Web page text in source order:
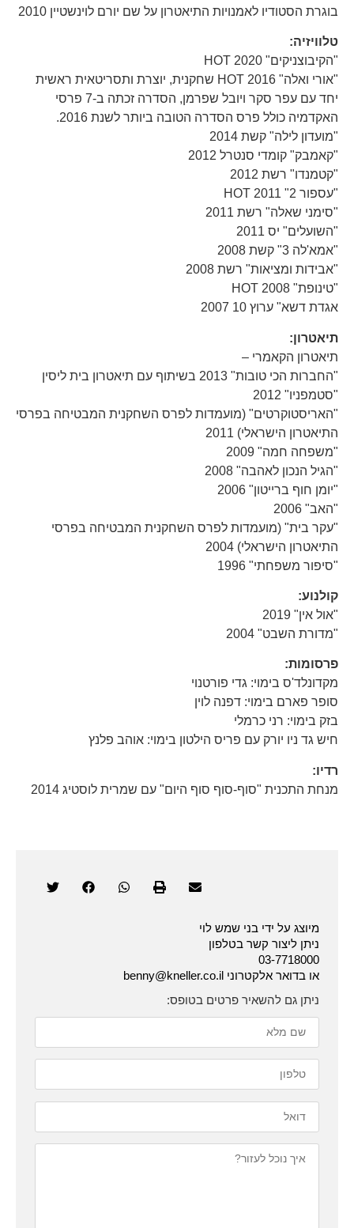
בוגרת הסטודיו לאמנויות התיאטרון על שם יורם לוינשטיין 2010
טלוויזיה:
"הקיבוצניקים" HOT 2020
"אורי ואלה" HOT 2016 שחקנית, יוצרת ותסריטאית ראשית
יחד עם עפר סקר ויובל שפרמן, הסדרה זכתה ב-7 פרסי
האקדמיה כולל פרס הסדרה הטובה ביותר לשנת 2016.
"מועדון לילה" קשת 2014
"קאמבק" קומדי סנטרל 2012
"קטמנדו" רשת 2012
"עספור 2" HOT 2011
"סימני שאלה" רשת 2011
"השועלים" יס 2011
"אמא'לה 3" קשת 2008
"אבידות ומציאות" רשת 2008
"טינופת" HOT 2008
אגדת דשא" ערוץ 10 2007
תיאטרון:
תיאטרון הקאמרי –
"החברות הכי טובות" 2013 בשיתוף עם תיאטרון בית ליסין
"סטמפניו" 2012
"האריסטוקרטים" (מועמדות לפרס השחקנית המבטיחה בפרסי
התיאטרון הישראלי) 2011
"משפחה חמה" 2009
"הגיל הנכון לאהבה" 2008
"יומן חוף ברייטון" 2006
"האב" 2006
"עקר בית" (מועמדות לפרס השחקנית המבטיחה בפרסי
התיאטרון הישראלי) 2004
"סיפור משפחתי" 1996
קולנוע:
"אול אין" 2019
"מדורת השבט" 2004
פרסומות:
מקדונלד'ס בימוי: גדי פורטנוי
סופר פארם בימוי: דפנה לוין
בזק בימוי: רני כרמלי
חיש גד ניו יורק עם פריס הילטון בימוי: אוהב פלנץ
רדיו:
מנחת התכנית "סוף-סוף סוף היום" עם שמרית לוסטיג 2014
מיוצג על ידי בני שמש לוי
ניתן ליצור קשר בטלפון
03-7718000
או בדואר אלקטרוני benny@kneller.co.il
ניתן גם להשאיר פרטים בטופס: